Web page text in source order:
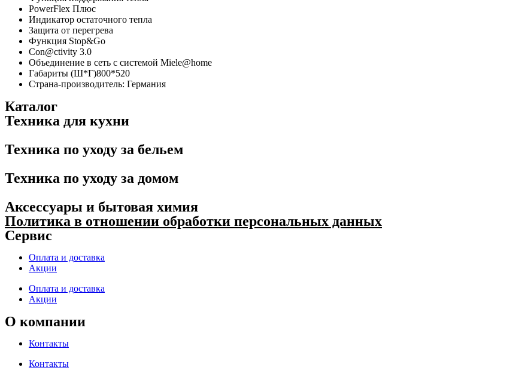
PowerFlex Плюс
Индикатор остаточного тепла
Защита от перегрева
Функция Stop&Gо
Con@ctivity 3.0
Объединение в сеть с системой Miele@home
Габариты (Ш*Г)800*520
Страна-производитель: Германия
Каталог
Техника для кухни
Техника по уходу за бельем
Техника по уходу за домом
Аксессуары и бытовая химия
Политика в отношении обработки персональных данных
Сервис
Оплата и доставка
Акции
Оплата и доставка
Акции
О компании
Контакты
Контакты